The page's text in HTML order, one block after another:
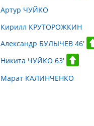
Артур ЧУЙКО
Кирилл КРУТОРОЖКИН
Александр БУЛЫЧЕВ 46'
Никита ЧУЙКО 63'
Марат КАЛИНЧЕНКО